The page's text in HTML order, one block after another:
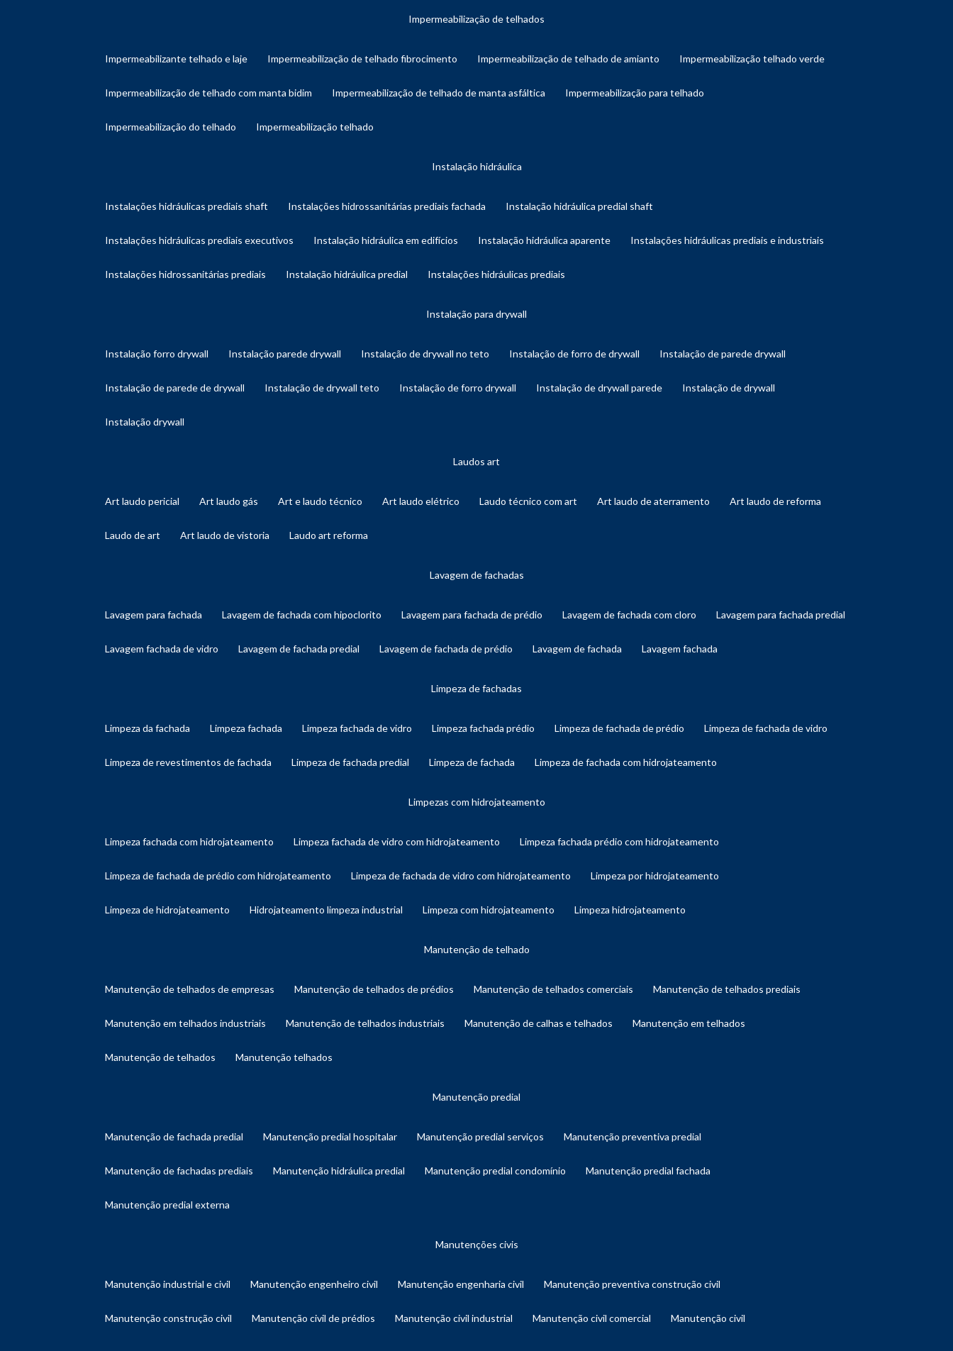
impermeabilização de telhados
impermeabilizante telhado e laje impermeabilização de telhado fibrocimento impermeabilização de telhado de amianto impermeabilização telhado verde
impermeabilização de telhado com manta bidim impermeabilização de telhado de manta asfáltica impermeabilização para telhado
impermeabilização do telhado impermeabilização telhado
instalação hidráulica
instalações hidráulicas prediais shaft instalações hidrossanitárias prediais fachada instalação hidráulica predial shaft
instalações hidráulicas prediais executivos instalação hidráulica em edifícios instalação hidráulica aparente instalações hidráulicas prediais e industriais
instalações hidrossanitárias prediais instalação hidráulica predial instalações hidráulicas prediais
instalação para drywall
instalação forro drywall instalação parede drywall instalação de drywall no teto instalação de forro de drywall instalação de parede drywall
instalação de parede de drywall instalação de drywall teto instalação de forro drywall instalação de drywall parede instalação de drywall
instalação drywall
laudos art
art laudo pericial art laudo gás art e laudo técnico art laudo elétrico laudo técnico com art art laudo de aterramento art laudo de reforma
laudo de art art laudo de vistoria laudo art reforma
lavagem de fachadas
lavagem para fachada lavagem de fachada com hipoclorito lavagem para fachada de prédio lavagem de fachada com cloro lavagem para fachada predial
lavagem fachada de vidro lavagem de fachada predial lavagem de fachada de prédio lavagem de fachada lavagem fachada
limpeza de fachadas
limpeza da fachada limpeza fachada limpeza fachada de vidro limpeza fachada prédio limpeza de fachada de prédio limpeza de fachada de vidro
limpeza de revestimentos de fachada limpeza de fachada predial limpeza de fachada limpeza de fachada com hidrojateamento
limpezas com hidrojateamento
limpeza fachada com hidrojateamento limpeza fachada de vidro com hidrojateamento limpeza fachada prédio com hidrojateamento
limpeza de fachada de prédio com hidrojateamento limpeza de fachada de vidro com hidrojateamento limpeza por hidrojateamento
limpeza de hidrojateamento hidrojateamento limpeza industrial limpeza com hidrojateamento limpeza hidrojateamento
manutenção de telhado
manutenção de telhados de empresas manutenção de telhados de prédios manutenção de telhados comerciais manutenção de telhados prediais
manutenção em telhados industriais manutenção de telhados industriais manutenção de calhas e telhados manutenção em telhados
manutenção de telhados manutenção telhados
manutenção predial
manutenção de fachada predial manutenção predial hospitalar manutenção predial serviços manutenção preventiva predial
manutenção de fachadas prediais manutenção hidráulica predial manutenção predial condomínio manutenção predial fachada
manutenção predial externa
manutenções civis
manutenção industrial e civil manutenção engenheiro civil manutenção engenharia civil manutenção preventiva construção civil
manutenção construção civil manutenção civil de prédios manutenção civil industrial manutenção civil comercial manutenção civil